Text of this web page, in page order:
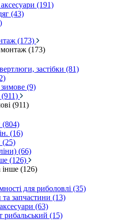
(191)
(43)
(173)
(173)
застібки (81)
(9)
(911)
(804)
(16)
(25)
(66)
(126)
інше (126)
для риболовлі (35)
запчастини (13)
(63)
рибальський (15)